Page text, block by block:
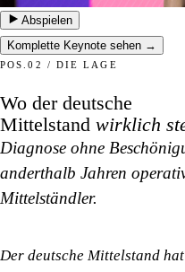
Abspielen
Komplette Keynote sehen →
POS.02 / DIE LAGE
Wo der deutsche
Mittelstand wirklich
Diagnose ohne
anderthalb Jahren
Mittelständler.
Der deutsche Mittelstand